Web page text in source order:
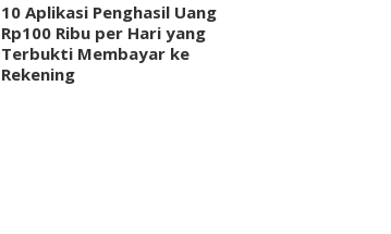
10 Aplikasi Penghasil Uang
Rp100 Ribu per Hari yang
Terbukti Membayar ke
Rekening